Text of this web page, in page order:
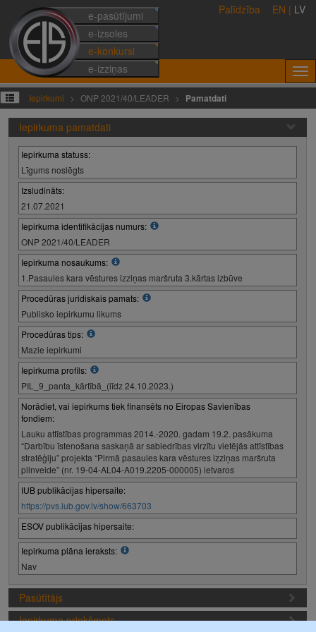
e-pasūtījumi
e-izsoles
e-konkursi
e-izziņas
Palīdzība EN | LV
Iepirkumi ONP 2021/40/LEADER Pamatdati
Iepirkuma pamatdati
Iepirkuma statuss:
Līgums noslēgts
Izsludināts:
21.07.2021
Iepirkuma identifikācijas numurs:
ONP 2021/40/LEADER
Iepirkuma nosaukums:
1.Pasaules kara vēstures izziņas maršruta 3.kārtas izbūve
Procedūras juridiskais pamats:
Publisko iepirkumu likums
Procedūras tips:
Mazie iepirkumi
Iepirkuma profils:
PIL_9_panta_kārtībā_(līdz 24.10.2023.)
Norādiet, vai iepirkums tiek finansēts no Eiropas Savienības
fondiem:
Lauku attīstības programmas 2014.-2020. gadam 19.2. pasākuma
“Darbību īstenošana saskaņā ar sabiedrības virzītu vietējās attīstības
stratēģiju” projekta “Pirmā pasaules kara vēstures izziņas maršruta
pilnveide” (nr. 19-04-AL04-A019.2205-000005) ietvaros
IUB publikācijas hipersaite:
https://pvs.iub.gov.lv/show/663703
ESOV publikācijas hipersaite:
Iepirkuma plāna ieraksts:
Nav
Pasūtītājs
Iepirkuma priekšmets